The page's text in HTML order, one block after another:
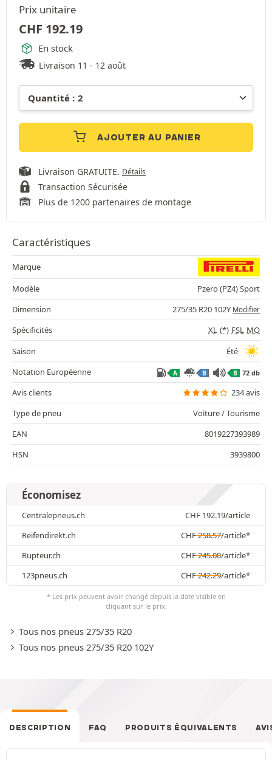
Prix unitaire
CHF 192.19
En stock
Livraison 11 - 12 août
AJOUTER AU PANIER
Livraison GRATUITE. Détails
Transaction Sécurisée
Plus de 1200 partenaires de montage
Caractéristiques
Marque
Modèle
Pzero (PZ4) Sport
Dimension
275/35 R20 102Y Modifier
Spécificités XL (*) FSL MO
Saison
Été
Notation Européenne
A B B 72 db
Avis clients
234 avis
Type de pneu
Voiture / Tourisme
EAN
8019227393989
HSN
3939800
Économisez
Centralepneus.ch CHF 192.19/article
Reifendirekt.ch
CHF258.57/article*
Rupteur.ch
CHF245.00/article*
123pneus.ch
CHF242.29/article*
* Les prix peuvent avoir changé depuis la date visible en
cliquant sur le prix.
Tous nos pneus 275/35 R20
Tous nos pneus 275/35 R20 102Y
DESCRIPTION FAQ PRODUITS ÉQUIVALENTS